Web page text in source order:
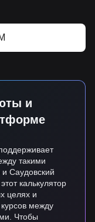
и
такими
Саудовский
калькулятор
целях и
между
Чтобы